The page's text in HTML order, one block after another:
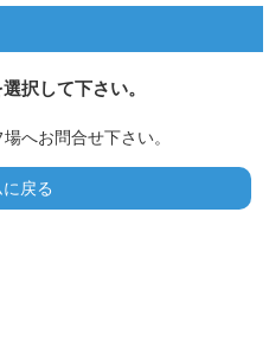
択して下さい。
へお問合せ下さい。
戻る